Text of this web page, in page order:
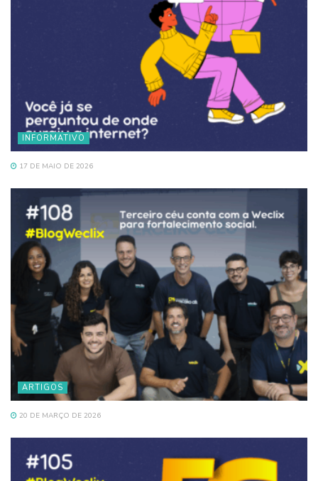
INFORMATIVO
17 DE MAIO DE 2026
ARTIGOS
20 DE MARÇO DE 2026